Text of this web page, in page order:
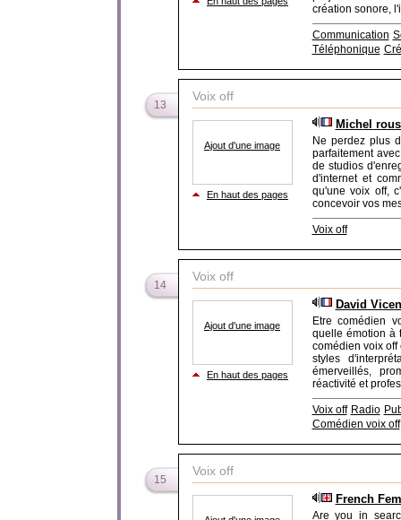
création sonore,
Communication
Téléphonique
13
Voix off
Ajout d'une image
En haut des pages
Michel
Ne perdez plus
parfaitement
de studios
d'internet et
qu'une voix off,
concevoir vos
Voix off
14
Voix off
Ajout d'une image
En haut des pages
David
Etre comédien
quelle émotion à
comédien voix
styles
émerveillés,
réactivité et
Voix off Radio
Comédien voix off
15
Voix off
French
Are you in